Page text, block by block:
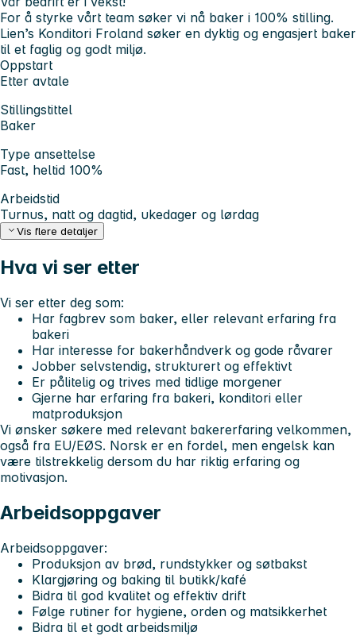
For å styrke vårt team søker vi nå baker i 100% stilling.
Lien’s Konditori Froland søker en dyktig og engasjert baker
til et faglig og godt miljø.
Oppstart
Etter avtale
Stillingstittel
Baker
Type ansettelse
Fast, heltid 100%
Arbeidstid
Turnus, natt og dagtid, ukedager og lørdag
Vis flere detaljer
Hva vi ser etter
Vi ser etter deg som:
Har fagbrev som baker, eller relevant erfaring fra
bakeri
Har interesse for bakerhåndverk og gode råvarer
Jobber selvstendig, strukturert og effektivt
Er pålitelig og trives med tidlige morgener
Gjerne har erfaring fra bakeri, konditori eller
matproduksjon
Vi ønsker søkere med relevant bakererfaring velkommen,
også fra EU/EØS. Norsk er en fordel, men engelsk kan
være tilstrekkelig dersom du har riktig erfaring og
motivasjon.
Arbeidsoppgaver
Arbeidsoppgaver:
Produksjon av brød, rundstykker og søtbakst
Klargjøring og baking til butikk/kafé
Bidra til god kvalitet og effektiv drift
Følge rutiner for hygiene, orden og matsikkerhet
Bidra til et godt arbeidsmiljø